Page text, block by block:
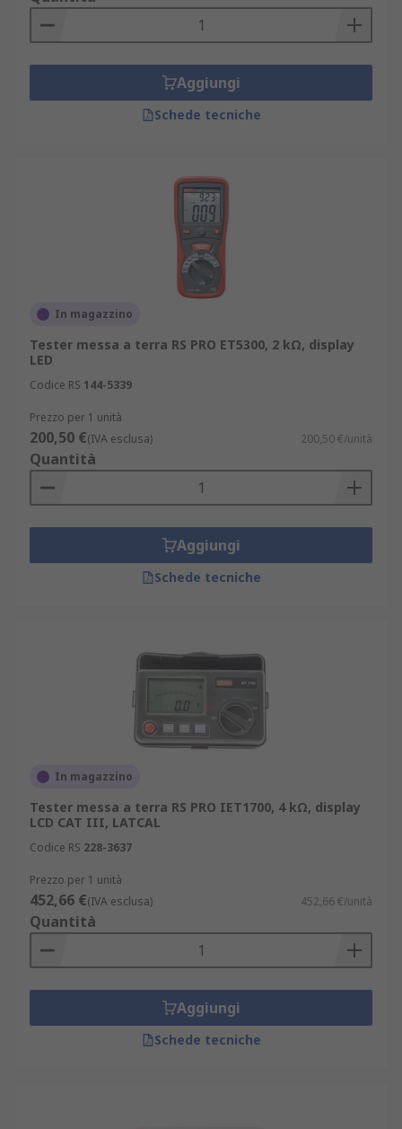
esempio Fluke, Megger, Chauvin Arnoux e il
nostro marchio RS PRO.
RS dispone inoltre di consulenti tecnici, che
forniscono informazioni sul prodotto migliore ed
effettuano anche un servizio di calibrazione per i
Aggiungi
Schede tecniche
In magazzino
Tester messa a terra RS PRO ET5300, 2 kΩ, display
LED
Codice RS 144-5339
Prezzo per 1 unità
200,50 €(IVA esclusa) 200,50 €/unità
Quantità
Aggiungi
Schede tecniche
In magazzino
Tester messa a terra RS PRO IET1700, 4 kΩ, display
LCD CAT III, LATCAL
Codice RS 228-3637
Prezzo per 1 unità
452,66 €(IVA esclusa) 452,66 €/unità
Quantità
Aggiungi
Schede tecniche